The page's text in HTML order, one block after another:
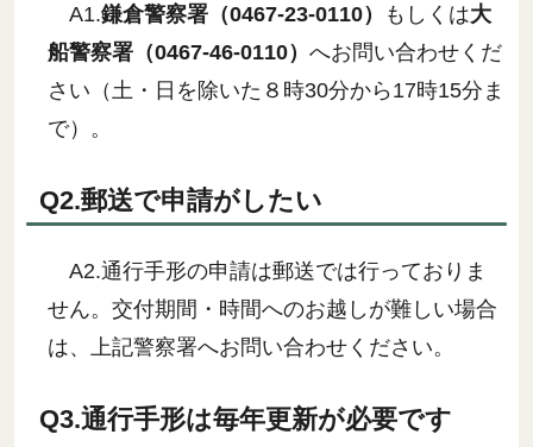
A1.鎌倉警察署（0467-23-0110） もしくは大
船警察署（0467-46-0110） へお問い合わせくだ
さい（土・日を除いた８時30分から17時15分ま
で） 。
Q2.郵送で申請がしたい
A2.通行手形の申請は郵送では行っておりま
せん。交付期間・時間へのお越しが難しい場合
は、上記警察署へお問い合わせください。
Q3.通行手形は毎年更新が必要です